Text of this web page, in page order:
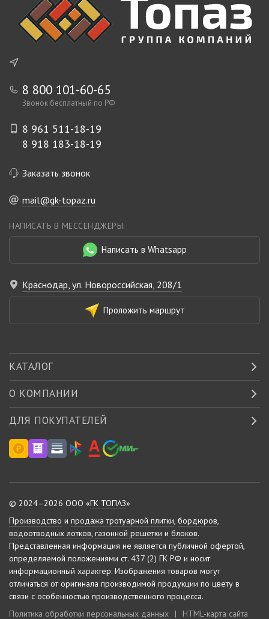
8 800 101-60-65
Звонок бесплатный по РФ
8 961 511-18-19
8 918 183-18-19
Заказать звонок
mail@gk-topaz.ru
НАПИСАТЬ В МЕССЕНДЖЕРЫ:
Написать в Whatsapp
Краснодар, ул. Новороссийская, 208/1
Проложить маршрут
КАТАЛОГ
О КОМПАНИИ
ДЛЯ ПОКУПАТЕЛЕЙ
© 2024–2026 ООО «ГК ТОПАЗ»
Производство и продажа тротуарной плитки, бордюров,
водоотводных лотков, газонной решетки и блоков.
Представленная информация не является публичной офертой,
определяемой положениями ст. 437 (2) ГК РФ и носит
информационный характер. Изображения товаров могут
отличаться от оригинала производимой продукции по цвету в
связи с особенностью производственного процесса.
Политика обработки персональных данных
| HTML-карта сайта